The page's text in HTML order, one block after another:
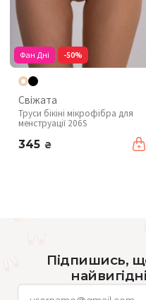
Фан Дні -50%
Свіжата
Труси бікіні мікрофібра для
менструації 206S
345 ₴
Підпишись,